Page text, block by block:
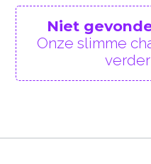
Niet
Onze slimme